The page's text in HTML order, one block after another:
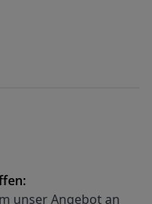
unser Angebot an